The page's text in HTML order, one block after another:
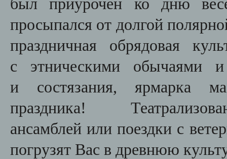
был приурочен ко дню
просыпался от долгой
праздничная обрядовая
с этническими обычаями
и состязания, ярмарка
праздника!
ансамблей или поездки с
погрузят Вас в древнюю